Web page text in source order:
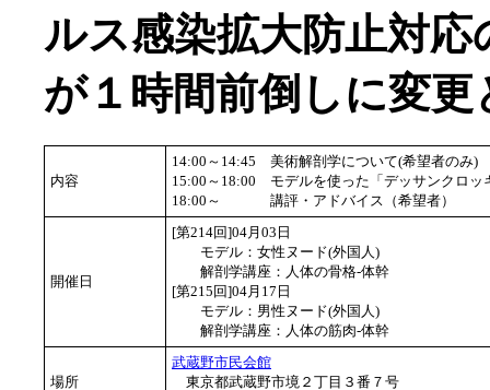
ルス感染拡大防止対応
が１時間前倒しに変
内容
14:00～14:45
15:00～18:00
18:00～
美術解剖学について(希望者のみ)
モデルを使った「デッサンクロッ
講評・アドバイス（希望者）
開催日
[第214回]04月03日
モデル：女性ヌード(外国人)
解剖学講座：人体の骨格-体幹
[第215回]04月17日
モデル：男性ヌード(外国人)
解剖学講座：人体の筋肉-体幹
場所
武蔵野市民会館
東京都武蔵野市境２丁目３番７号